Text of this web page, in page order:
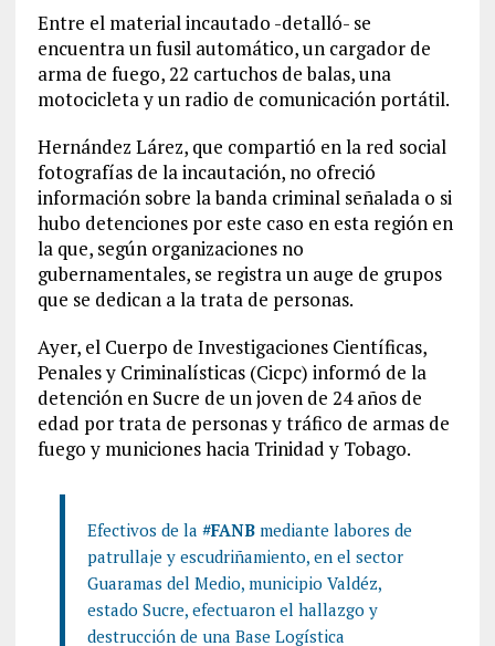
Entre el material incautado -detalló- se
encuentra un fusil automático, un cargador de
arma de fuego, 22 cartuchos de balas, una
motocicleta y un radio de comunicación portátil.
Hernández Lárez, que compartió en la red social
fotografías de la incautación, no ofreció
información sobre la banda criminal señalada o si
hubo detenciones por este caso en esta región en
la que, según organizaciones no
gubernamentales, se registra un auge de grupos
que se dedican a la trata de personas.
Ayer, el Cuerpo de Investigaciones Científicas,
Penales y Criminalísticas (Cicpc) informó de la
detención en Sucre de un joven de 24 años de
edad por trata de personas y tráfico de armas de
fuego y municiones hacia Trinidad y Tobago.
Efectivos de la #FANBmediante labores de
patrullaje y escudriñamiento, en el sector
Guaramas del Medio, municipio Valdéz,
estado Sucre, efectuaron el hallazgo y
destrucción de una Base Logística